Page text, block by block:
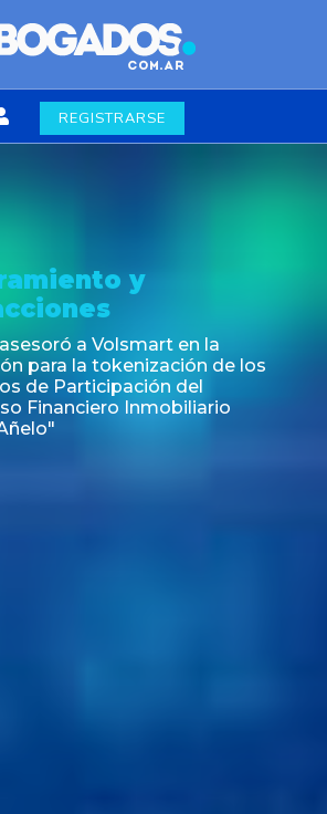
REGISTRARSE
y
a Volsmart en la
para la tokenización de los
de Participación del
Financiero Inmobiliario